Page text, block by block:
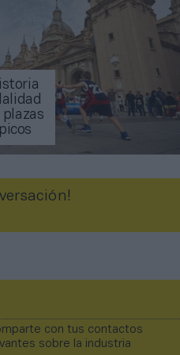
con tus contactos
sobre la industria